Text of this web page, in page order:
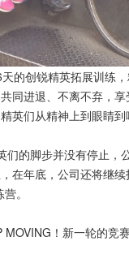
的创锐精英拓展训练
同进退、不离不弃，享
英们从精神上到眼睛
们的脚步并没有停止，
在年底，公司还将继
。
MOVING！新一轮的竞